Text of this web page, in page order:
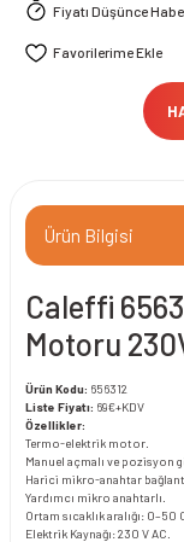
Fiyatı Düşünce
Ürün Bilgisi
Caleffi
Motoru
Ürün Kodu: 656312
Liste Fiyatı: 69€+KDV
Özellikler:
Termo-elektrik motor.
Manuel açmalı ve pozisyon
Harici mikro-anahtar
Yardımcı mikro anahtarlı.
Ortam sıcaklık aralığı: 0–50
Elektrik Kaynağı: 230 V AC.